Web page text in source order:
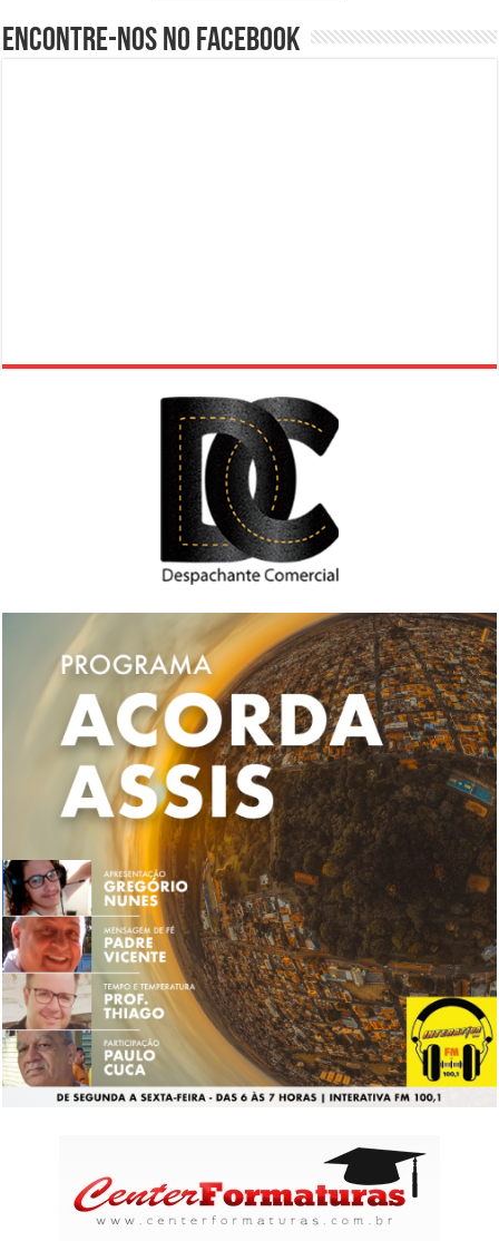
Encontre-nos no Facebook